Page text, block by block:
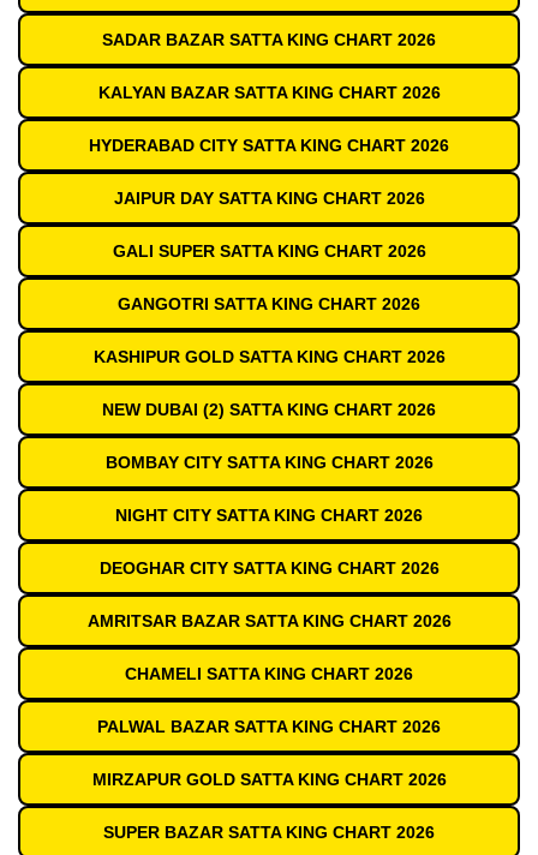
SADAR BAZAR SATTA KING CHART 2026
KALYAN BAZAR SATTA KING CHART 2026
HYDERABAD CITY SATTA KING CHART 2026
JAIPUR DAY SATTA KING CHART 2026
GALI SUPER SATTA KING CHART 2026
GANGOTRI SATTA KING CHART 2026
KASHIPUR GOLD SATTA KING CHART 2026
NEW DUBAI (2) SATTA KING CHART 2026
BOMBAY CITY SATTA KING CHART 2026
NIGHT CITY SATTA KING CHART 2026
DEOGHAR CITY SATTA KING CHART 2026
AMRITSAR BAZAR SATTA KING CHART 2026
CHAMELI SATTA KING CHART 2026
PALWAL BAZAR SATTA KING CHART 2026
MIRZAPUR GOLD SATTA KING CHART 2026
SUPER BAZAR SATTA KING CHART 2026